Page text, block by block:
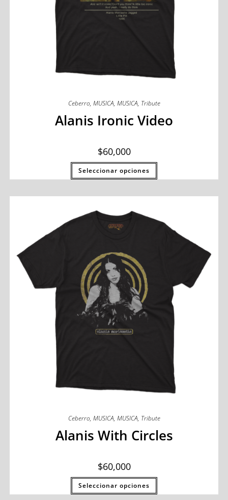
Ceberro, MUSICA, MUSICA, Tribute
Alanis Ironic Video
$60,000
Seleccionar opciones
Ceberro, MUSICA, MUSICA, Tribute
Alanis With Circles
$60,000
Seleccionar opciones